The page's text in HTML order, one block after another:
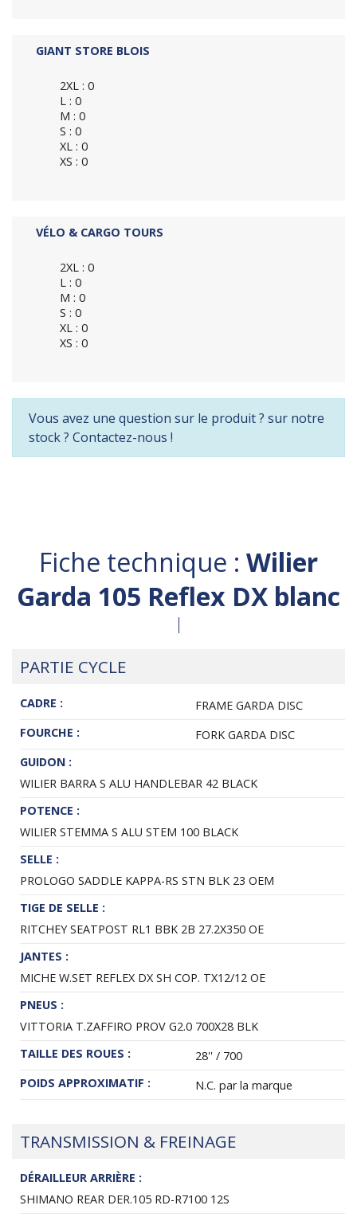
GIANT STORE BLOIS
2XL : 0
L : 0
M : 0
S : 0
XL : 0
XS : 0
VÉLO & CARGO TOURS
2XL : 0
L : 0
M : 0
S : 0
XL : 0
XS : 0
Vous avez une question sur le produit ? sur notre
stock ? Contactez-nous !
Fiche technique : Wilier
Garda 105 Reflex DX blanc
PARTIE CYCLE
CADRE :
FRAME GARDA DISC
FOURCHE :
FORK GARDA DISC
GUIDON :
WILIER BARRA S ALU HANDLEBAR 42 BLACK
POTENCE :
WILIER STEMMA S ALU STEM 100 BLACK
SELLE :
PROLOGO SADDLE KAPPA-RS STN BLK 23 OEM
TIGE DE SELLE :
RITCHEY SEATPOST RL1 BBK 2B 27.2X350 OE
JANTES :
MICHE W.SET REFLEX DX SH COP. TX12/12 OE
PNEUS :
VITTORIA T.ZAFFIRO PROV G2.0 700X28 BLK
TAILLE DES ROUES :
28'' / 700
POIDS APPROXIMATIF :
N.C. par la marque
TRANSMISSION & FREINAGE
DÉRAILLEUR ARRIÈRE :
SHIMANO REAR DER.105 RD-R7100 12S